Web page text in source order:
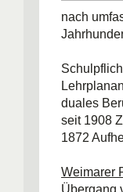
2)
3)
nach
duales
seit 1908
1872
Weimarer
Übergang